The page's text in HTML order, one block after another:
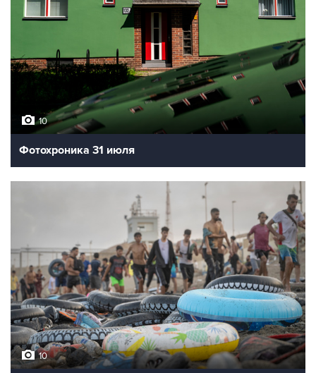
10
Фотохроника 31 июля
10